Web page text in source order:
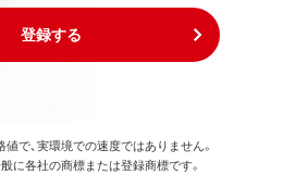
登録する
で、実環境での速度ではありません。
に各社の商標または登録商標です。